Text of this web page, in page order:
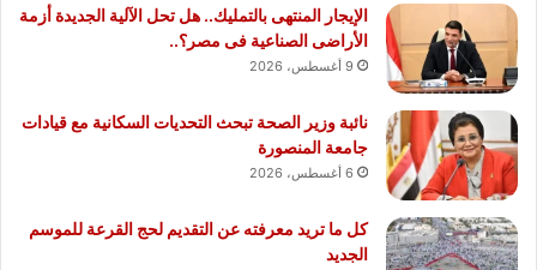
الإيجار المنتهى بالتمليك.. هل تحل الآلية الجديدة أزمة
الأراضى الصناعية فى مصر؟..
9 أغسطس، 2026
نائبة وزير الصحة تبحث التحديات السكانية مع قيادات
جامعة المنصورة
6 أغسطس، 2026
كل ما تريد معرفته عن التقديم لحج القرعة للموسم
الجديد